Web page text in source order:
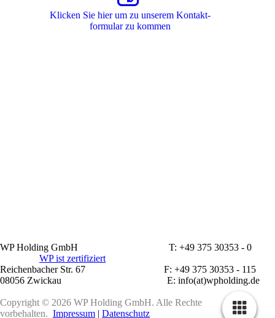
Klicken Sie hier um zu unserem Kon­takt­
for­mu­lar zu kommen
WP Holding GmbH T: +49 375 30353 - 0
WP ist zertifiziert
Reichenbacher Str. 67 F: +49 375 30353 - 115
08056 Zwickau E: info(at)wpholding.de
Copyright © 2026 WP Holding GmbH. Alle Rechte
vorbehalten. Impressum | Datenschutz